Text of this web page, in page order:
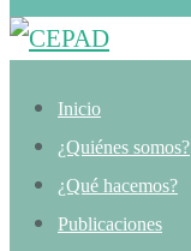
Inicio
¿Quiénes somos?
¿Qué hacemos?
Publicaciones